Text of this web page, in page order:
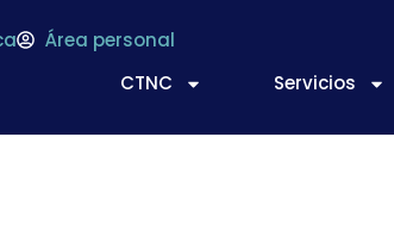
Área personal
CTNC
Servicios